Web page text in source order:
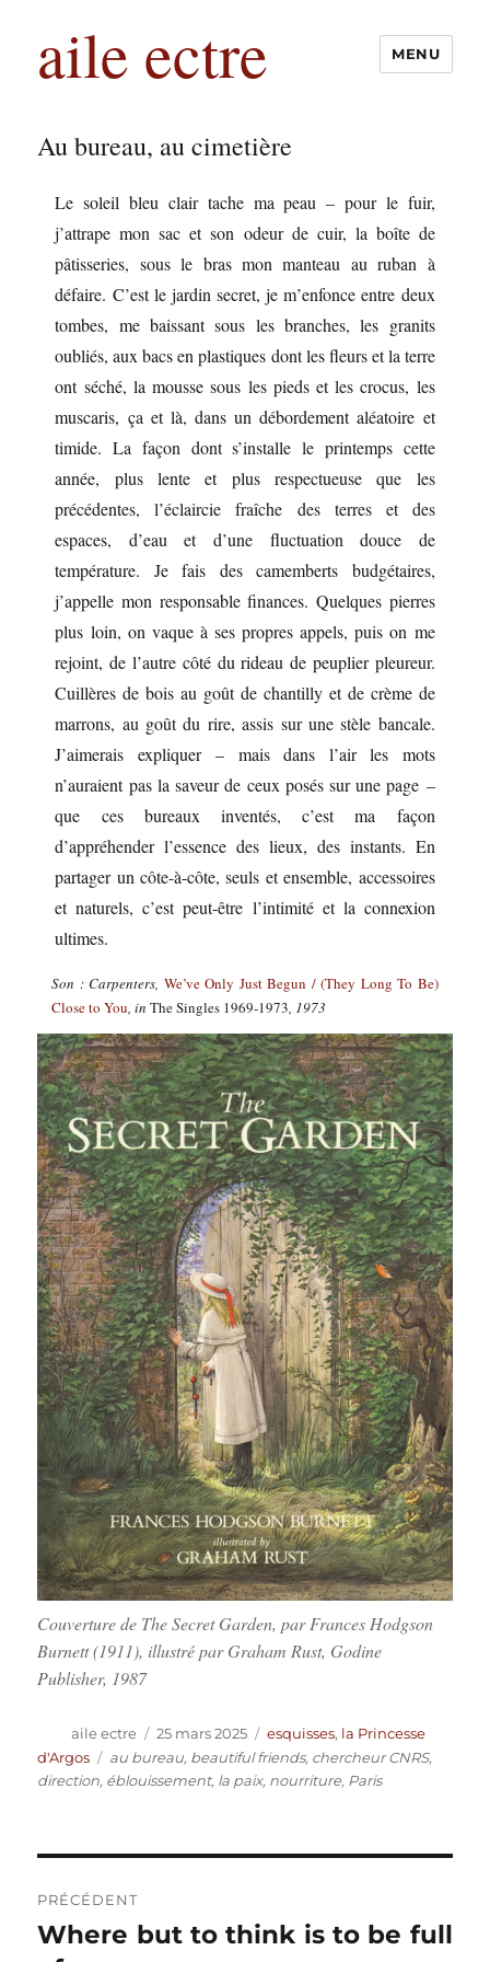
aile ectre MENU
Au bureau, au cimetière
Le soleil bleu clair tache ma peau – pour le fuir,
j’attrape mon sac et son odeur de cuir, la boîte de
pâtisseries, sous le bras mon manteau au ruban à
défaire. C’est le jardin secret, je m’enfonce entre deux
tombes, me baissant sous les branches, les granits
oubliés, aux bacs en plastiques dont les fleurs et la terre
ont séché, la mousse sous les pieds et les crocus, les
muscaris, ça et là, dans un débordement aléatoire et
timide. La façon dont s’installe le printemps cette
année, plus lente et plus respectueuse que les
précédentes, l’éclaircie fraîche des terres et des
espaces, d’eau et d’une fluctuation douce de
température. Je fais des camemberts budgétaires,
j’appelle mon responsable finances. Quelques pierres
plus loin, on vaque à ses propres appels, puis on me
rejoint, de l’autre côté du rideau de peuplier pleureur.
Cuillères de bois au goût de chantilly et de crème de
marrons, au goût du rire, assis sur une stèle bancale.
J’aimerais expliquer – mais dans l’air les mots
n’auraient pas la saveur de ceux posés sur une page –
que ces bureaux inventés, c’est ma façon
d’appréhender l’essence des lieux, des instants. En
partager un côte-à-côte, seuls et ensemble, accessoires
et naturels, c’est peut-être l’intimité et la connexion
ultimes.
Son : Carpenters, We’ve Only Just Begun / (They Long To Be)
Close to You, inThe Singles 1969-1973, 1973
Couverture de The Secret Garden, par Frances Hodgson
Burnett (1911), illustré par Graham Rust, Godine
Publisher, 1987
Auteur
aile ectre
Publié
le
25 mars 2025 Catégories
esquisses, la Princesse
d'Argos
Étiquettes
au bureau, beautiful friends, chercheur CNRS,
direction, éblouissement, la paix, nourriture, Paris
de
PRÉCÉDENT
Publication
Where but to think is to be full